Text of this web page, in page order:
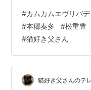
#カムカムエヴリバデ
#本郷奏多 #松重豊
#猫好き父さん
猫好き父さんのテ